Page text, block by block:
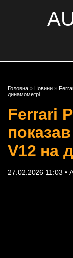
Головна » Новини »
динамометрі
Ferrari
V12 на
27.02.2026 11:03 •